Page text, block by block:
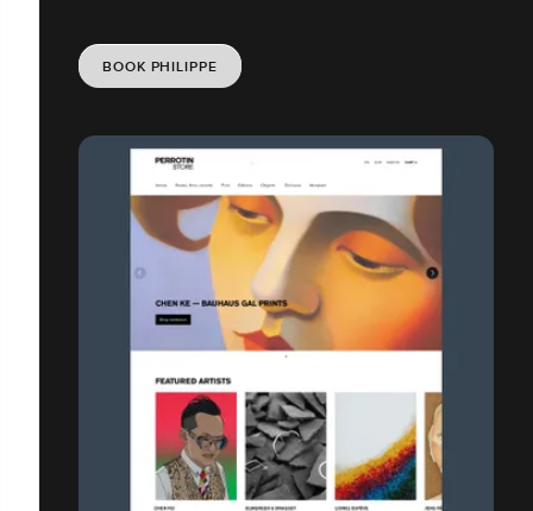
BOOK PHILIPPE